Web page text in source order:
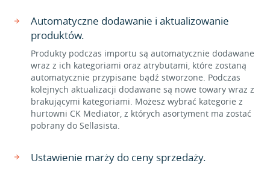
Automatyczne dodawanie i aktualizowanie
produktów.
Produkty podczas importu są automatycznie dodawane
wraz z ich kategoriami oraz atrybutami, które zostaną
automatycznie przypisane bądź stworzone. Podczas
kolejnych aktualizacji dodawane są nowe towary wraz z
brakującymi kategoriami. Możesz wybrać kategorie z
hurtowni CK Mediator, z których asortyment ma zostać
pobrany do Sellasista.
Ustawienie marży do ceny sprzedaży.